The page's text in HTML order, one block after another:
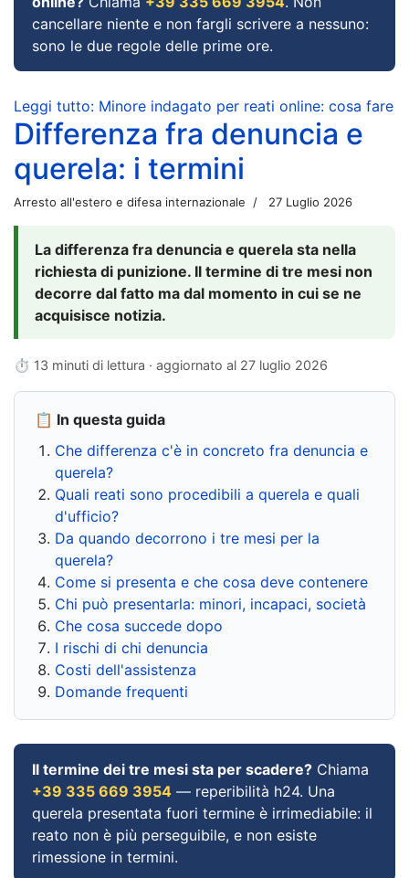
cancellare niente e non fargli scrivere a nessuno:
sono le due regole delle prime ore.
Leggi tutto: Minore indagato per reati online: cosa fare
Differenza fra denuncia e
querela: i termini
Arresto all'estero e difesa internazionale 27 Luglio 2026
La differenza fra denuncia e querela sta nella
richiesta di punizione. Il termine di tre mesi non
decorre dal fatto ma dal momento in cui se ne
acquisisce notizia.
⏱ 13 minuti di lettura · aggiornato al 27 luglio 2026
📋 In questa guida
Che differenza c'è in concreto fra denuncia e
querela?
Quali reati sono procedibili a querela e quali
d'ufficio?
Da quando decorrono i tre mesi per la
querela?
Come si presenta e che cosa deve contenere
Chi può presentarla: minori, incapaci, società
Che cosa succede dopo
I rischi di chi denuncia
Costi dell'assistenza
Domande frequenti
Il termine dei tre mesi sta per scadere? Chiama
+39 335 669 3954 — reperibilità h24. Una
querela presentata fuori termine è irrimediabile: il
reato non è più perseguibile, e non esiste
rimessione in termini.